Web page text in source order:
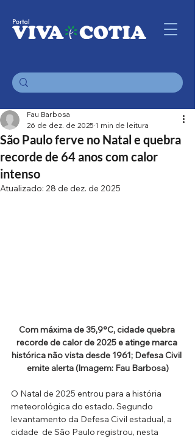
São Paulo ferve no Natal e quebra
recorde de 64 anos com calor
intenso
Fau Barbosa
26 de dez. de 2025 1 min de leitura
Atualizado: 28 de dez. de 2025
Com máxima de 35,9°C, cidade quebra
recorde de calor de 2025 e atinge marca
histórica não vista desde 1961; Defesa Civil
emite alerta (Imagem: Fau Barbosa)
O Natal de 2025 entrou para a história
meteorológica do estado. Segundo
levantamento da Defesa Civil estadual, a
cidade  de São Paulo registrou, nesta